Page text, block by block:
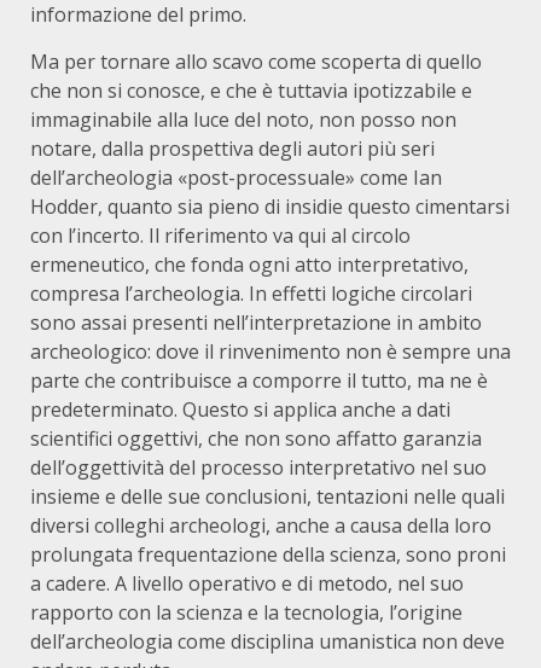
informazione del primo.
Ma per tornare allo scavo come scoperta di quello
che non si conosce, e che è tuttavia ipotizzabile e
immaginabile alla luce del noto, non posso non
notare, dalla prospettiva degli autori più seri
dell’archeologia «post-processuale» come Ian
Hodder, quanto sia pieno di insidie questo cimentarsi
con l’incerto. Il riferimento va qui al circolo
ermeneutico, che fonda ogni atto interpretativo,
compresa l’archeologia. In effetti logiche circolari
sono assai presenti nell’interpretazione in ambito
archeologico: dove il rinvenimento non è sempre una
parte che contribuisce a comporre il tutto, ma ne è
predeterminato. Questo si applica anche a dati
scientifici oggettivi, che non sono affatto garanzia
dell’oggettività del processo interpretativo nel suo
insieme e delle sue conclusioni, tentazioni nelle quali
diversi colleghi archeologi, anche a causa della loro
prolungata frequentazione della scienza, sono proni
a cadere. A livello operativo e di metodo, nel suo
rapporto con la scienza e la tecnologia, l’origine
dell’archeologia come disciplina umanistica non deve